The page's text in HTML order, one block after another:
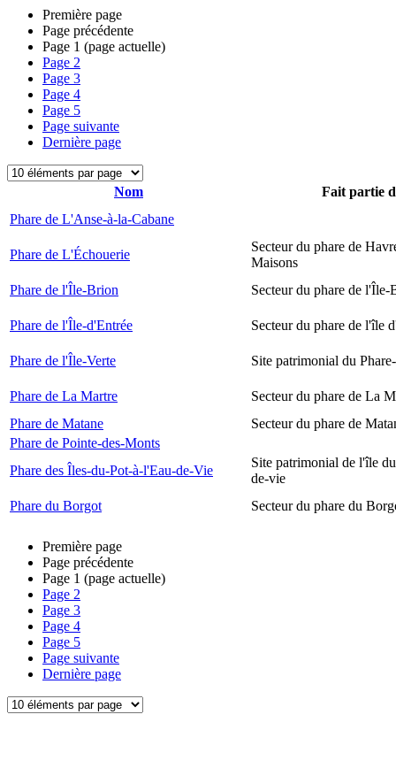
Première page
Page précédente
Page 1 (page actuelle)
Page 2
Page 3
Page 4
Page 5
Page suivante
Dernière page
Nom
Fait partie
Phare de L'Anse-à-la-Cabane
Phare de L'Échouerie
Secteur du phare de
Maisons
Phare de l'Île-Brion
Secteur du phare de l'Île-
Phare de l'Île-d'Entrée Secteur du phare de l'île
Phare de l'Île-Verte Site patrimonial du
Phare de La Martre
Secteur du phare de La
Phare de Matane
Secteur du phare de
Phare de Pointe-des-Monts
Phare des Îles-du-Pot-à-l'Eau-de-Vie
Site patrimonial de l'île
de-vie
Phare du Borgot
Secteur du phare du
Première page
Page précédente
Page 1 (page actuelle)
Page 2
Page 3
Page 4
Page 5
Page suivante
Dernière page